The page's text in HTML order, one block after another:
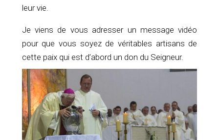
leur vie.
Je viens de vous adresser un message vidéo
pour que vous soyez de véritables artisans de
cette paix qui est d’abord un don du Seigneur.